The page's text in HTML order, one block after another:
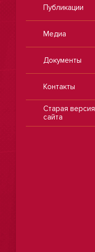
Публикации
Медиа
Документы
Контакты
Старая версия
сайта